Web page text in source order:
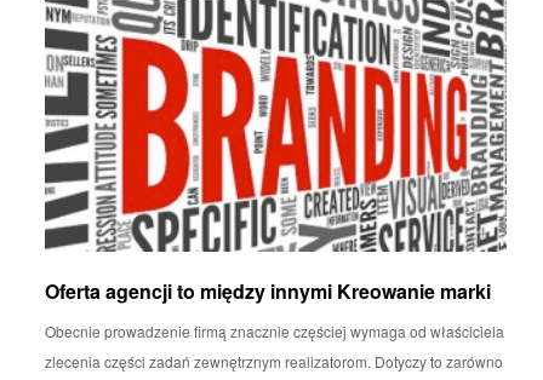
Oferta agencji to między innymi Kreowanie marki
Obecnie prowadzenie firmą znacznie częściej wymaga od właściciela
zlecenia części zadań zewnętrznym realizatorom. Dotyczy to zarówno